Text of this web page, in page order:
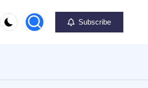
Subscribe